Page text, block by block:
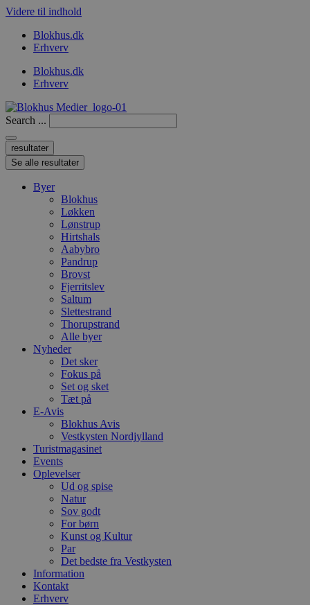
Videre til indhold
Blokhus.dk
Erhverv
Blokhus.dk
Erhverv
Search ...
resultater
Se alle resultater
Byer
Blokhus
Løkken
Lønstrup
Hirtshals
Aabybro
Pandrup
Brovst
Fjerritslev
Saltum
Slettestrand
Thorupstrand
Alle byer
Nyheder
Det sker
Fokus på
Set og sket
Tæt på
E-Avis
Blokhus Avis
Vestkysten Nordjylland
Turistmagasinet
Events
Oplevelser
Ud og spise
Natur
Sov godt
For børn
Kunst og Kultur
Par
Det bedste fra Vestkysten
Information
Kontakt
Erhverv